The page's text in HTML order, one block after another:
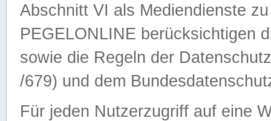
Abschnitt VI als Mediendienste
PEGELONLINE berücksichtigen
sowie die Regeln der
/679) und dem
Für jeden Nutzerzugriff auf eine